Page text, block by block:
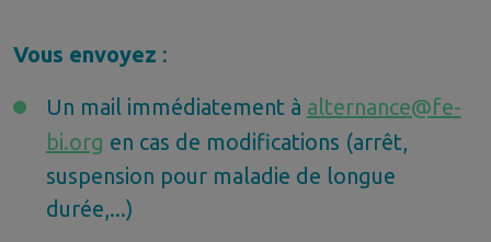
Vous envoyez :
Un mail immédiatement à alternance@fe-
bi.org en cas de modifications (arrêt,
suspension pour maladie de longue
durée,...)